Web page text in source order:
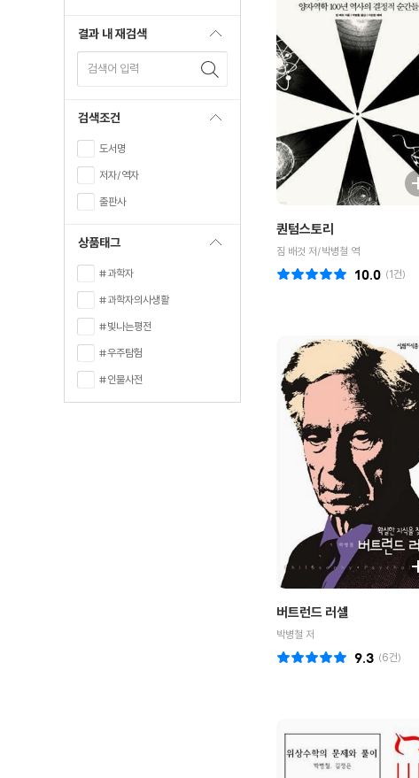
결과 내 재검색
검색어 입력
검색조건
도서명
저자/역자
출판사
상품태그
#과학자
#과학자의사생활
#빛나는평전
#우주탐험
#인물사전
퀀텀스토리
짐 배것 저/박병철 역
(1건)
10.0
버트런드 러셀
박병철 저
(6건)
9.3